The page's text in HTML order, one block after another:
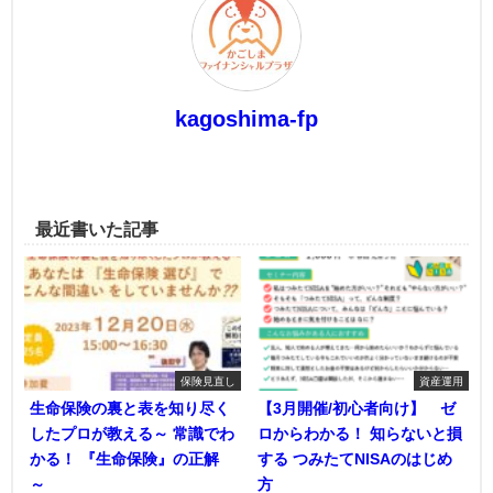
kagoshima-fp
最近書いた記事
保険見直し
生命保険の裏と表を知り尽く
したプロが教える～ 常識でわ
かる！ 『生命保険』の正解
～
資産運用
【3月開催/初心者向け】 ゼ
ロからわかる！ 知らないと損
する つみたてNISAのはじめ
方